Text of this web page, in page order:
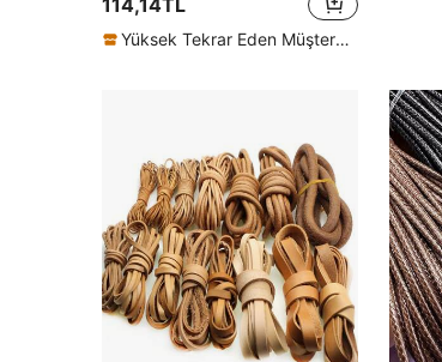
114,14TL
Yüksek Tekrar Eden Müşteriler